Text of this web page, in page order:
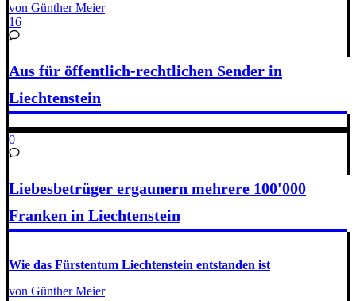
von Günther Meier
16
Aus für öffentlich-rechtlichen Sender in
Liechtenstein
0
Liebesbetrüger ergaunern mehrere 100'000
Franken in Liechtenstein
Wie das Fürsten­tum Liechten­stein entstan­den ist
von Günther Meier